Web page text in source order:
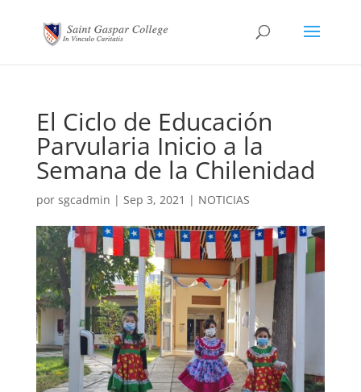
El Ciclo de Educación
Parvularia Inicio a la
Semana de la Chilenidad
por sgcadmin | Sep 3, 2021 | NOTICIAS